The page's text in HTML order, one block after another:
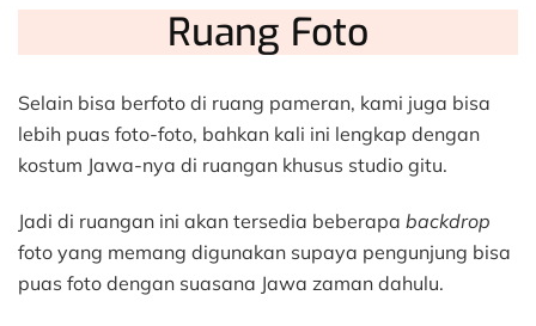
Ruang Foto
Selain bisa berfoto di ruang pameran, kami juga bisa
lebih puas foto-foto, bahkan kali ini lengkap dengan
kostum Jawa-nya di ruangan khusus studio gitu.
Jadi di ruangan ini akan tersedia beberapa backdrop
foto yang memang digunakan supaya pengunjung bisa
puas foto dengan suasana Jawa zaman dahulu.